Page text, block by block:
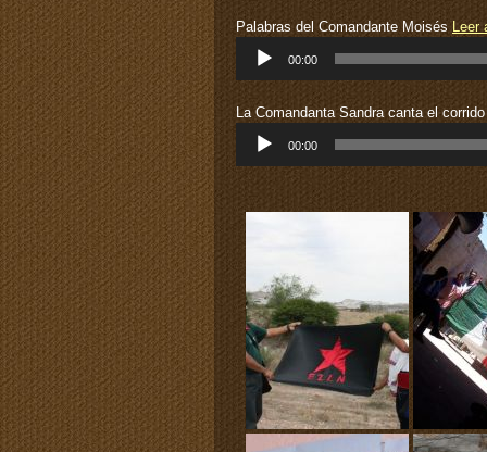
Palabras del Comandante Moisés Leer
Reproductor
audio
00:00
La Comandanta Sandra canta el
Reproductor
audio
00:00